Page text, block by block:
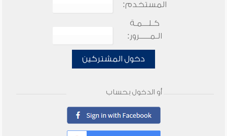
المستخدم:
كـلـــمـة
الـمـــــرور:
دخول المشتركين
أو الدخول بحساب